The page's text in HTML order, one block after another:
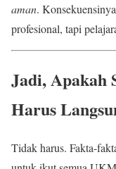
aman.
profesional, tapi
Jadi, Apakah
Harus
Tidak harus. Fakta-